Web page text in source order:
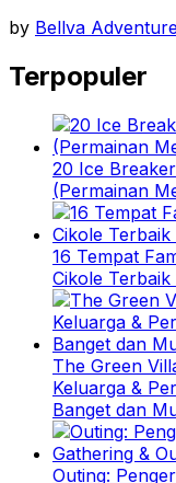
by Bellva
Terpopuler
20 Ice
(Permainan
16 Tempat
Cikole Terbaik
The Green
Keluarga &
Banget dan
Outing: